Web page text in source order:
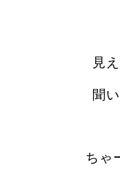
見
聞
ちゃ